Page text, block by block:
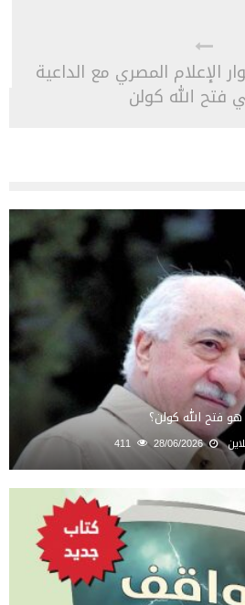
الإعلام المصري مع الداعية
فتح الله كولن
فتح الله كولن؟
28/06/2026
411